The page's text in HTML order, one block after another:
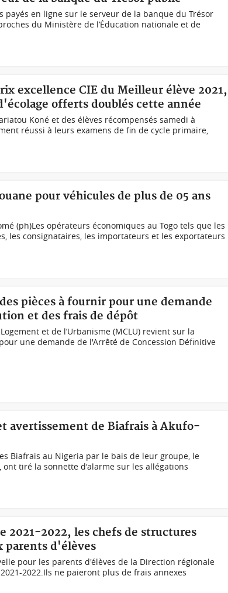
payés en ligne sur le serveur de la banque du Trésor
du Ministère de l’Éducation nationale et de
excellence CIE du Meilleur élève 2021,
offerts doublés cette année
Koné et des élèves récompensés samedi à
réussi à leurs examens de fin de cycle primaire,
pour véhicules de plus de 05 ans
(ph)Les opérateurs économiques au Togo tels que les
les consignataires, les importateurs et les exportateurs
pièces à fournir pour une demande
et des frais de dépôt
et de l’Urbanisme (MCLU) revient sur la
une demande de l'Arrêté de Concession Définitive
avertissement de Biafrais à Akufo-
Biafrais au Nigeria par le bais de leur groupe, le
ont tiré la sonnette d'alarme sur les allégations
2021-2022, les chefs de structures
parents d'élèves
pour les parents d'élèves de la Direction régionale
2022.Ils ne paieront plus de frais annexes